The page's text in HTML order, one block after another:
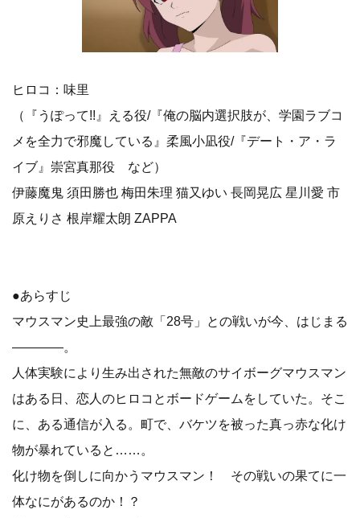
ヒロコ：味里
（『うぽって!!』える役/『俺の脳内選択肢が、学園ラブコ
メを全力で邪魔している』柔風小凪役/『デート・ア・ラ
イブ』崇宮真那役 など）
伊藤魔鬼 須田勝也 梅田朱理 猫又ゆい 長岡晃広 星川愛 市
原えりさ 根岸耀太朗 ZAPPA
●あらすじ
マウスマン史上最強の敵「28号」との戦いが今、はじまる
――――。
人体実験により生み出された無敵のサイボーグマウスマン
はある日、恋人のヒロコとボードゲームをしていた。そこ
に、ある通信が入る。町で、バケツを被った真っ赤な化け
物が暴れていると……。
化け物を倒しに向かうマウスマン！ その戦いの果てに一
体なにがあるのか！？